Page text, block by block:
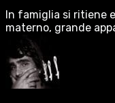
In famiglia si ritiene
materno, grande